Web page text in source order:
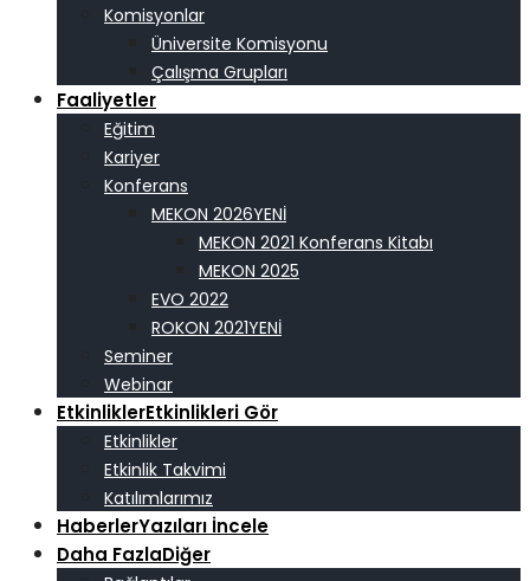
Komisyonlar
Üniversite Komisyonu
Çalışma Grupları
Faaliyetler
Eğitim
Kariyer
Konferans
MEKON 2026
MEKON 2021 Konferans Kitabı
MEKON 2025
EVO 2022
ROKON 2021
Seminer
Webinar
EtkinliklerEtkinlikleri Gör
Etkinlikler
Etkinlik Takvimi
Katılımlarımız
HaberlerYazıları İncele
Daha FazlaDiğer